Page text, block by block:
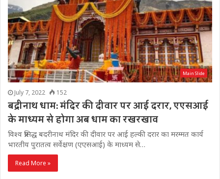
Main Slide
July 7, 2022 152
बद्रीनाथ धाम: मंदिर की दीवार पर आई दरार, एएसआई
के माध्यम से होगा अब धाम का रखरखाव
विश्व प्रसिद्ध बदरीनाथ मंदिर की दीवार पर आई हल्की दरार का मरम्मत कार्य
भारतीय पुरातत्व सर्वेक्षण (एएसआई) के माध्यम से…
Read More »